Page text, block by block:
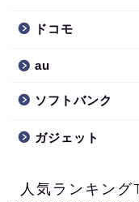
ドコモ
au
ソフトバンク
ガジェット
人気ランキング